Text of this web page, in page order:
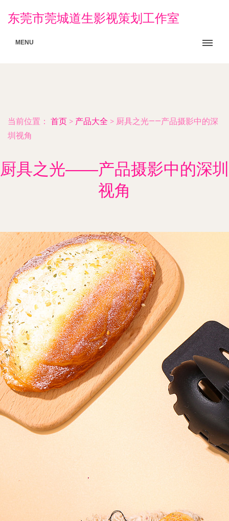
东莞市莞城道生影视策划工作室
MENU
当前位置： 首页 > 产品大全 > 厨具之光——产品摄影中的深
圳视角
厨具之光——产品摄影中的深圳
视角